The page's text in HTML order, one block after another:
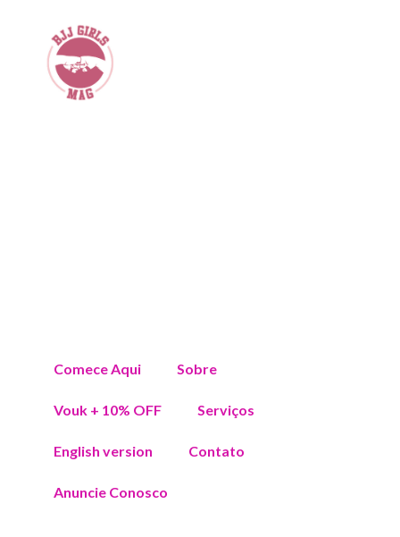
Comece Aqui Sobre
Vouk + 10% OFF Serviços
English version Contato
Anuncie Conosco